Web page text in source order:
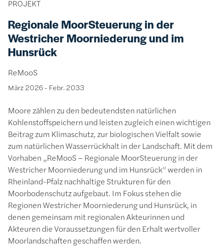
PROJEKT
Regionale MoorSteuerung in der
Westricher Moorniederung und im
Hunsrück
ReMooS
März 2026 - Febr. 2033
Moore zählen zu den bedeutendsten natürlichen
Kohlenstoffspeichern und leisten zugleich einen wichtigen
Beitrag zum Klimaschutz, zur biologischen Vielfalt sowie
zum natürlichen Wasserrückhalt in der Landschaft. Mit dem
Vorhaben „ReMooS – Regionale MoorSteuerung in der
Westricher Moorniederung und im Hunsrück“ werden in
Rheinland-Pfalz nachhaltige Strukturen für den
Moorbodenschutz aufgebaut. Im Fokus stehen die
Regionen Westricher Moorniederung und Hunsrück, in
denen gemeinsam mit regionalen Akteurinnen und
Akteuren die Voraussetzungen für den Erhalt wertvoller
Moorlandschaften geschaffen werden.